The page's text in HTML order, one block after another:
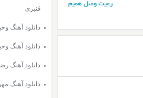
رعیت وصل همیم
قنبری
دانلود آهنگ
دانلود آهنگ
دانلود آهنگ
دانلود آهنگ